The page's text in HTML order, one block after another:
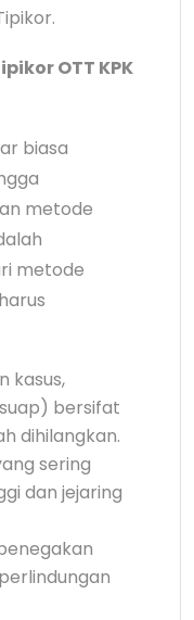
OTT KPK
biasa
metode
metode
kasus,
bersifat
dihilangkan.
sering
dan jejaring